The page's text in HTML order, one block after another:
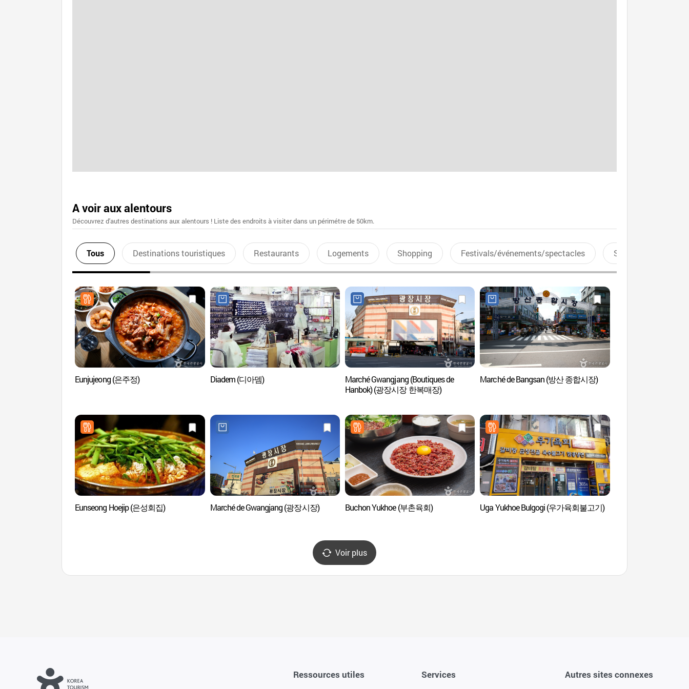
A voir aux alentours
Découvrez d'autres destinations aux alentours ! Liste des endroits à visiter dans un périmétre de 50km.
Tous Destinations touristiques Restaurants Logements Shopping Festivals/événements/spectacles Sports aquatiques
Eunjujeong (은주정) Diadem (디아뎀)
Marché Gwangjang (Boutiques de
Hanbok) (광장시장 한복매장)
Marché de Bangsan (방산 종합시장)
Eunseong Hoejip (은성회집) Marché de Gwangjang (광장시장) Buchon Yukhoe (부촌육회) Uga Yukhoe Bulgogi (우가육회불고기)
Voir plus
Ressources utiles Services Autres sites connexes